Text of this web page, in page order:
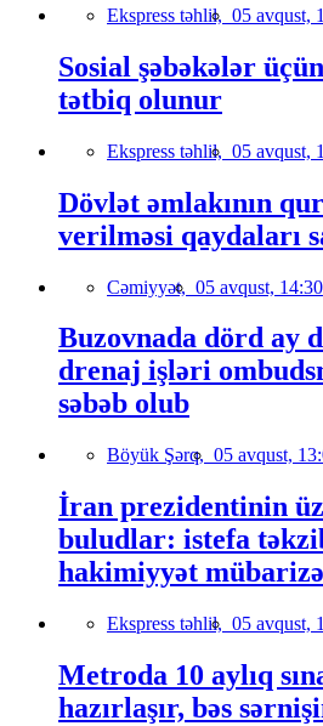
Ekspress təhlil, 05 avqust,
Sosial şəbəkələr
tətbiq olunur
Ekspress təhlil, 05 avqust,
Dövlət əmlakının
verilməsi qaydaları
Cəmiyyət, 05 avqust, 14:30
Buzovnada dörd ay
drenaj işləri
səbəb olub
Böyük Şərq, 05 avqust,
İran prezidentinin
buludlar: istefa
hakimiyyət
Ekspress təhlil, 05 avqust,
Metroda 10 aylıq
hazırlaşır, bəs